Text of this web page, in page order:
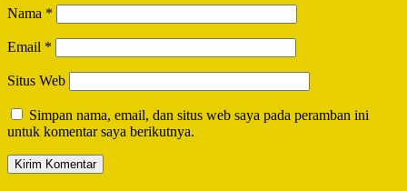
Nama *
Email *
Situs Web
Simpan nama, email, dan situs web saya pada peramban ini
untuk komentar saya berikutnya.